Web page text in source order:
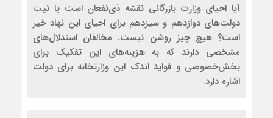
آیا احیای وزارت بازرگانی نقشه ذی‌نفعان است یا نیت
دولت‌های دوازدهم و سیزدهم برای احیای این نهاد خیر
است؟ هیچ چیز روشن نیست. مخالفان استدلال‌‌‌‌‌های
مشخصی دارند که به هزینه‌های این تفکیک برای
بخش‌خصوصی و فواید اندک این وزارتخانه برای دولت
اشاره دارد.